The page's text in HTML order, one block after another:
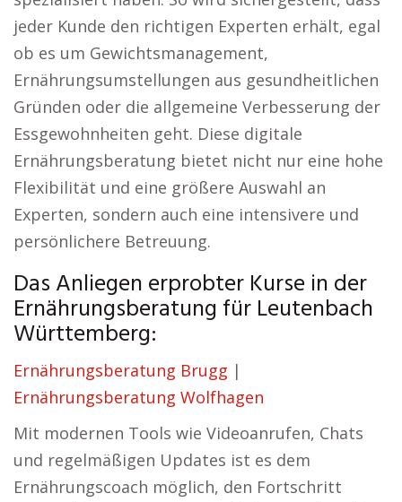
jeder Kunde den richtigen Experten erhält, egal
ob es um Gewichtsmanagement,
Ernährungsumstellungen aus gesundheitlichen
Gründen oder die allgemeine Verbesserung der
Essgewohnheiten geht. Diese digitale
Ernährungsberatung bietet nicht nur eine hohe
Flexibilität und eine größere Auswahl an
Experten, sondern auch eine intensivere und
persönlichere Betreuung.
Das Anliegen erprobter Kurse in der
Ernährungsberatung für Leutenbach
Württemberg:
Ernährungsberatung Brugg |
Ernährungsberatung Wolfhagen
Mit modernen Tools wie Videoanrufen, Chats
und regelmäßigen Updates ist es dem
Ernährungscoach möglich, den Fortschritt